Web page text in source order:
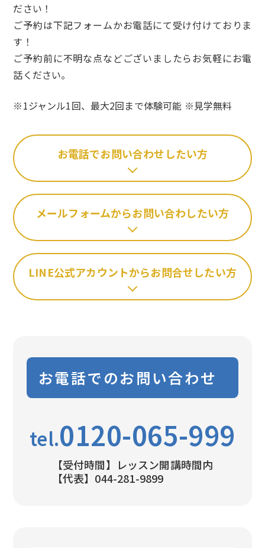
ださい！
ご予約は下記フォームかお電話にて受け付けておりま
す！
ご予約前に不明な点などございましたらお気軽にお電
話ください。
※1ジャンル1回、最大2回まで体験可能 ※見学無料
お電話でお問い合わせしたい方
メールフォームからお問い合わしたい方
LINE公式アカウントからお問合せしたい方
お電話でのお問い合わせ
tel.0120-065-999
【受付時間】レッスン開講時間内
【代表】044-281-9899